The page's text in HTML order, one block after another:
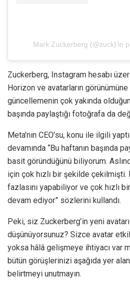
Mark Zuckerberg (@zuck)’in
Zuckerberg, Instagram hesabı
Horizon ve avatarların
güncellemenin çok yakında
başında paylaştığı fotoğrafa da
Meta’nın CEO’su, konu ile ilgili
devamında “Bu haftanın başında
basit göründüğünü biliyorum.
için çok hızlı bir şekilde çekilmişti.
fazlasını yapabiliyor ve çok hızlı
devam ediyor” sözlerini kullandı.
Peki, siz Zuckerberg’in yeni
düşünüyorsunuz? Sizce avatar
yoksa hâlâ gelişmeye ihtiyacı var
bütün görüşlerinizi aşağıda yer
belirtmeyi unutmayın.